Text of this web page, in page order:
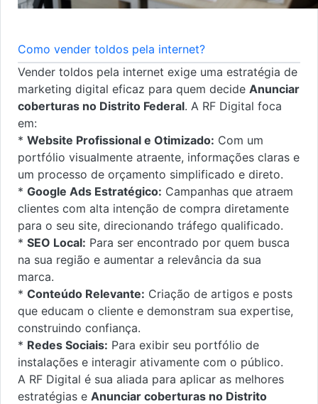
Como vender toldos pela internet?
Vender toldos pela internet exige uma estratégia de
marketing digital eficaz para quem decide Anunciar
coberturas no Distrito Federal. A RF Digital foca
em:
* Website Profissional e Otimizado: Com um
portfólio visualmente atraente, informações claras e
um processo de orçamento simplificado e direto.
* Google Ads Estratégico: Campanhas que atraem
clientes com alta intenção de compra diretamente
para o seu site, direcionando tráfego qualificado.
* SEO Local: Para ser encontrado por quem busca
na sua região e aumentar a relevância da sua
marca.
* Conteúdo Relevante: Criação de artigos e posts
que educam o cliente e demonstram sua expertise,
construindo confiança.
* Redes Sociais: Para exibir seu portfólio de
instalações e interagir ativamente com o público.
A RF Digital é sua aliada para aplicar as melhores
estratégias e Anunciar coberturas no Distrito